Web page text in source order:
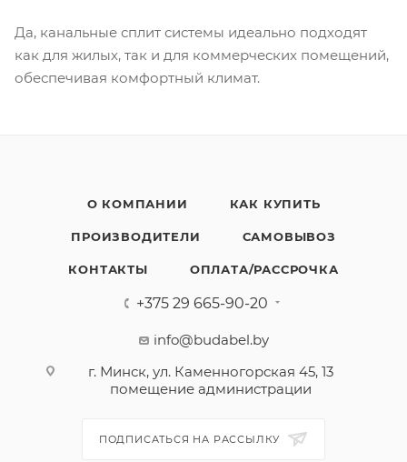
Да, канальные сплит системы идеально подходят
как для жилых, так и для коммерческих помещений,
обеспечивая комфортный климат.
О КОМПАНИИ КАК КУПИТЬ
ПРОИЗВОДИТЕЛИ САМОВЫВОЗ
КОНТАКТЫ ОПЛАТА/РАССРОЧКА
+375 29 665-90-20
info@budabel.by
г. Минск, ул. Каменногорская 45, 13
помещение администрации
ПОДПИСАТЬСЯ НА РАССЫЛКУ